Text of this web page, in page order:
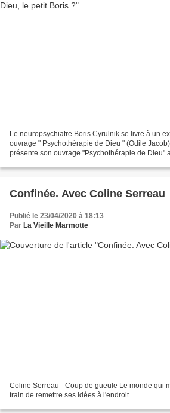
Le neuropsychiatre Boris Cyrulnik se livre à un
ouvrage " Psychothérapie de Dieu " (Odile
présente son ouvrage "Psychothérapie de Dieu"
Confinée. Avec Coline Serreau
Publié le 23/04/2020 à 18:13
Par La Vieille Marmotte
Coline Serreau - Coup de gueule Le monde qui
train de remettre ses idées à l'endroit.